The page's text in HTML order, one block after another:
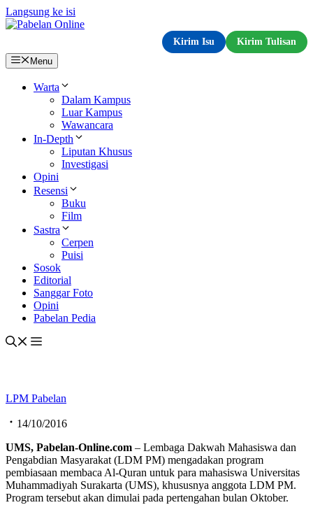
Langsung ke isi
Kirim Isu
Kirim Tulisan
Menu
Warta
Dalam Kampus
Luar Kampus
Wawancara
In-Depth
Liputan Khusus
Investigasi
Opini
Resensi
Buku
Film
Sastra
Cerpen
Puisi
Sosok
Editorial
Sanggar Foto
Opini
Pabelan Pedia
LPM Pabelan
14/10/2016
UMS, Pabelan-Online.com – Lembaga Dakwah Mahasiswa dan
Pengabdian Masyarakat (LDM PM) mengadakan program
pembiasaan membaca Al-Quran untuk para mahasiswa Universitas
Muhammadiyah Surakarta (UMS), khususnya anggota LDM PM.
Program tersebut akan dimulai pada pertengahan bulan Oktober.